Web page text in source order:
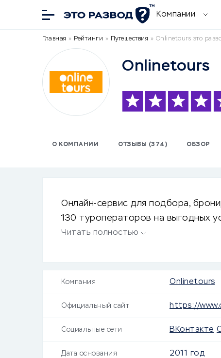
Компании
Главная » Рейтинги » Путешествия » Onlinetours это
Onlinetours
О КОМПАНИИ ОТЗЫВЫ (374) ОБЗОР
Онлайн-сервис для подбора,
130 туроператоров на выгодных
клиентов.
Читать полностью
Компания Onlinetours
Официальный сайт https://
Социальные сети ВКонтакте
Дата основания 2011 год